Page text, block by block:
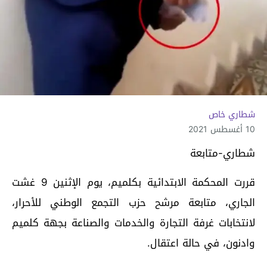
شطاري خاص
10 أغسطس 2021
شطاري-متابعة
قررت المحكمة الابتدائية بكلميم، يوم الإثنين 9 غشت
الجاري، متابعة مرشح حزب التجمع الوطني للأحرار،
لانتخابات غرفة التجارة والخدمات والصناعة بجهة كلميم
وادنون، في حالة اعتقال.